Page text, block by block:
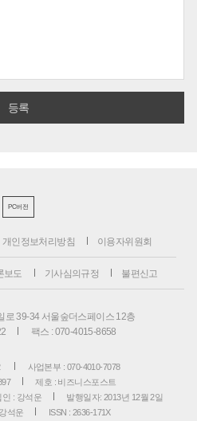
PC버전
개인정보처리방침 이용자위원회
보도 기사심의규정 불편신고
로 39-34 서울숲더스페이스 12층
팩스 : 070-4015-8658
사업본부 : 070-4010-7078
제호 : 비즈니스포스트
인 : 강석운
발행일자: 2013년 12월 2일
석운
ISSN : 2636-171X